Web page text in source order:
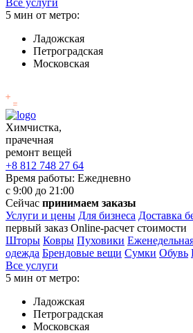
Все услуги
5 мин от метро:
Ладожская
Петроградская
Московская
Химчистка,
прачечная
ремонт вещей
+8 812 748 27 64
Время работы: Ежедневно
с 9:00 до 21:00
Сейчас принимаем заказы
Услуги и цены Для бизнеса Доставка
первый заказ Online-расчет стоимости
Шторы Ковры Пуховики
одежда Брендовые вещи Сумки Обувь
Все услуги
5 мин от метро:
Ладожская
Петроградская
Московская